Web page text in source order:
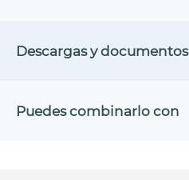
Descargas y documentos
Puedes combinarlo con